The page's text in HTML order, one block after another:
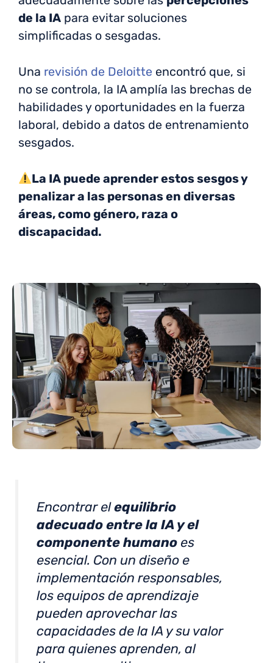
de la IA para evitar soluciones
simplificadas o sesgadas.
Una revisión de Deloitte encontró que, si
no se controla, la IA amplía las brechas de
habilidades y oportunidades en la fuerza
laboral, debido a datos de entrenamiento
sesgados.
La IA puede aprender estos sesgos y
penalizar a las personas en diversas
áreas, como género, raza o
discapacidad.
Encontrar elequilibrio
adecuado entre la IA y el
componente humano es
esencial. Con un diseño e
implementación responsables,
los equipos de aprendizaje
pueden aprovechar las
capacidades de la IA y su valor
para quienes aprenden, al